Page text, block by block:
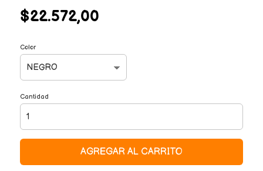
$22.572,00
Color
Cantidad
AGREGAR AL CARRITO